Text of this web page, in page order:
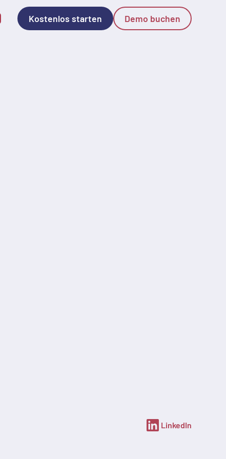
Kostenlos starten Demo buchen
LinkedIn